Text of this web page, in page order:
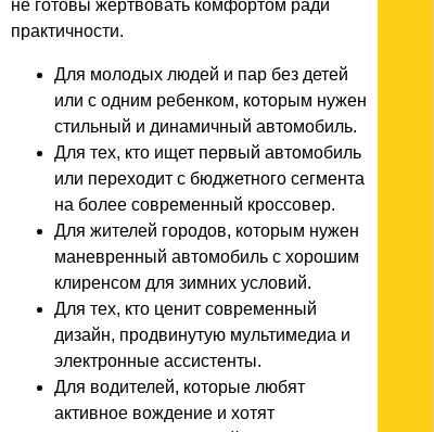
не готовы жертвовать комфортом ради
практичности.
Для молодых людей и пар без детей
или с одним ребенком, которым нужен
стильный и динамичный автомобиль.
Для тех, кто ищет первый автомобиль
или переходит с бюджетного сегмента
на более современный кроссовер.
Для жителей городов, которым нужен
маневренный автомобиль с хорошим
клиренсом для зимних условий.
Для тех, кто ценит современный
дизайн, продвинутую мультимедиа и
электронные ассистенты.
Для водителей, которые любят
активное вождение и хотят